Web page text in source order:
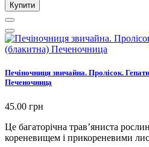
Купити
Печіночниця звичайна. Пролісок.
Печеночница
45.00 грн
Це багаторічна трав’яниста
кореневищем і прикореневими